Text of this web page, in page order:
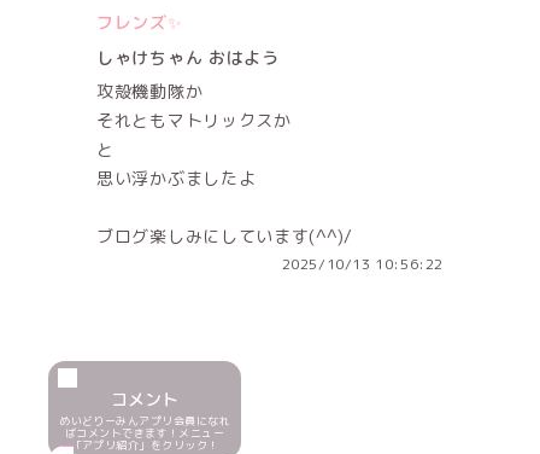
フレンズ✨
しゃけちゃん おはよう
攻殻機動隊か
それともマトリックスか
と
思い浮かぶましたよ
ブログ楽しみにしています(⁠^⁠^⁠)/
2025/10/13 10:56:22
コメント
めいどりーみんアプリ会員になれ
ばコメントできます！メニュー
「アプリ紹介」をクリック！